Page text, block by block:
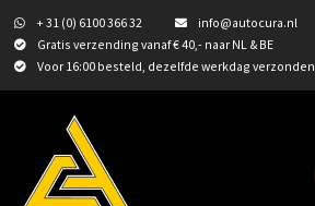
+ 31 (0) 6100 366 32
info@autocura.nl
Gratis verzending vanaf € 40,- naar NL & BE
Voor 16:00 besteld, dezelfde werkdag verzonden